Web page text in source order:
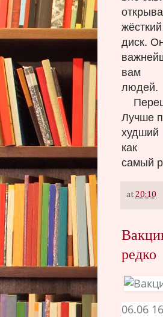
жёсткий
диск.
вам
людей.
Лучше
как
самый
at20:10
редко
06.06